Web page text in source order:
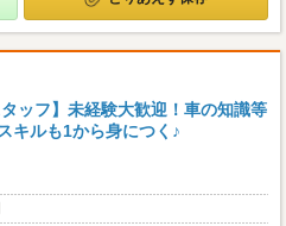
タッフ】未経験大歓迎！車の知識等
キルも1から身につく♪